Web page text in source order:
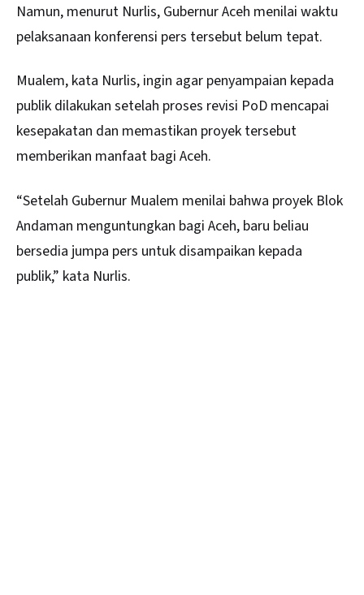
Namun, menurut Nurlis, Gubernur Aceh menilai waktu
pelaksanaan konferensi pers tersebut belum tepat.
Mualem, kata Nurlis, ingin agar penyampaian kepada
publik dilakukan setelah proses revisi PoD mencapai
kesepakatan dan memastikan proyek tersebut
memberikan manfaat bagi Aceh.
“Setelah Gubernur Mualem menilai bahwa proyek Blok
Andaman menguntungkan bagi Aceh, baru beliau
bersedia jumpa pers untuk disampaikan kepada
publik,” kata Nurlis.